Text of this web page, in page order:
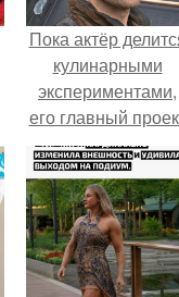
Пока актёр
кулинарными
экспериментами,
его главный
сделал серьёзный
шаг вперёд.